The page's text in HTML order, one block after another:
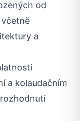
od
včetně
a
a kolaudačním